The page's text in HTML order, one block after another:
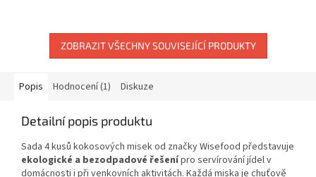
přírodních...
ZOBRAZIT VŠECHNY SOUVISEJÍCÍ PRODUKTY
Popis Hodnocení (1) Diskuze
Detailní popis produktu
Sada 4 kusů kokosových misek od značky Wisefood představuje
ekologické a bezodpadové řešenípro servírování jídel v
domácnosti i při venkovních aktivitách. Každá miska je chuťově